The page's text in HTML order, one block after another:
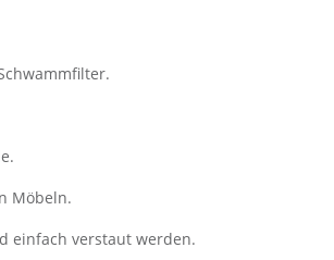
Möbeln.
einfach verstaut werden.